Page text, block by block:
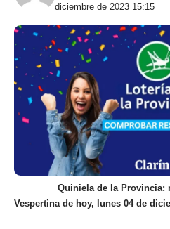
diciembre de 2023 15:15
Quiniela de la Provincia:
Vespertina de hoy, lunes 04 de